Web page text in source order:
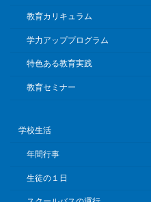
教育カリキュラム
学力アッププログラム
特色ある教育実践
教育セミナー
学校生活
年間行事
生徒の１日